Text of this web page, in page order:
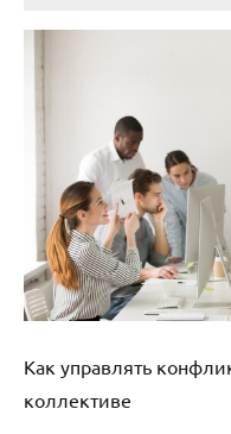
Как управлять
коллективе